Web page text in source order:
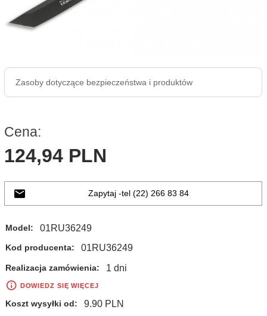
Zasoby dotyczące bezpieczeństwa i produktów
Cena:
124,94 PLN
Zapytaj -tel (22) 266 83 84
Model: 01RU36249
Kod producenta: 01RU36249
Realizacja zamówienia: 1 dni
DOWIEDZ SIĘ WIĘCEJ
Koszt wysyłki od: 9.90 PLN